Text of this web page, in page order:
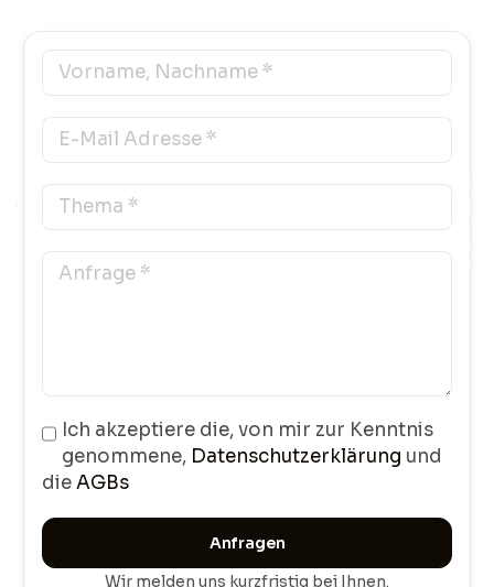
Ich akzeptiere die, von mir zur Kenntnis
genommene, Datenschutzerklärung und
dieAGBs
Anfragen
Wir melden uns kurzfristig bei Ihnen.